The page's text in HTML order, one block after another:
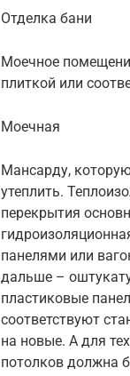
Отделка бани
Моечное
плиткой или
Моечная
Мансарду,
утеплить.
перекрытия
панелями или
дальше –
пластиковые
соответствуют
на новые. А для
потолков должна